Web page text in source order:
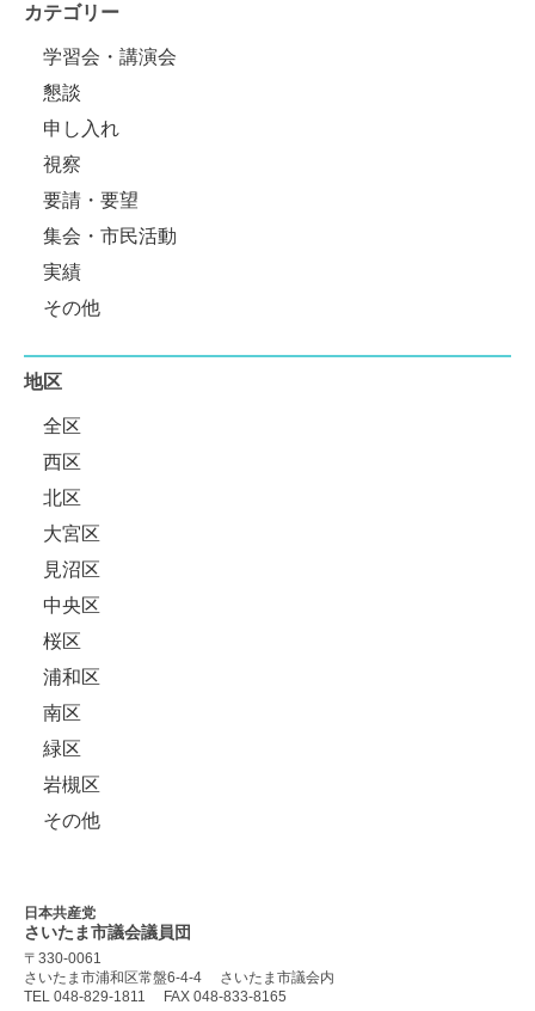
カテゴリー
学習会・講演会
懇談
申し入れ
視察
要請・要望
集会・市民活動
実績
その他
地区
全区
西区
北区
大宮区
見沼区
中央区
桜区
浦和区
南区
緑区
岩槻区
その他
日本共産党
さいたま市議会議員団
〒330-0061
さいたま市浦和区常盤6-4-4
さいたま市議会内
TEL 048-829-1811
FAX 048-833-8165